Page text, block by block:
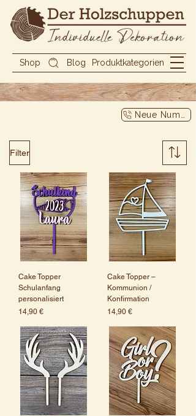
Produktkategorien
Shop Blog
Filter
Cake Topper
Schulanfang
personalisiert
Preis
14,90 €
Cake Topper –
Kommunion /
Konfirmation
Preis
14,90 €